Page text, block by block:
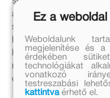
adódik, hogy míg
sorozatepizódot is
könyvet – főleg
hogy emiatt van-e,
mondták, hogy
cselekményt.
Ez a
Weboldalunk
megjelenítése és a
érdekében
technológiákat
vonatkozó
testreszabási
kattintvaérhető el.